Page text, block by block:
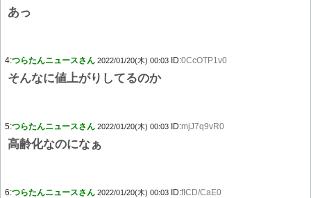
あっ
4:つらたんニュースさん 2022/01/20(木) 00:03 ID:0CcOTP1v0
そんなに値上がりしてるのか
5:つらたんニュースさん 2022/01/20(木) 00:03 ID:mjJ7q9vR0
高齢化なのになぁ
6:つらたんニュースさん 2022/01/20(木) 00:03 ID:fICD/CaE0